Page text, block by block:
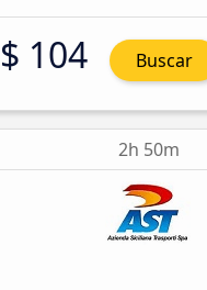
104 Buscar
2h 50m